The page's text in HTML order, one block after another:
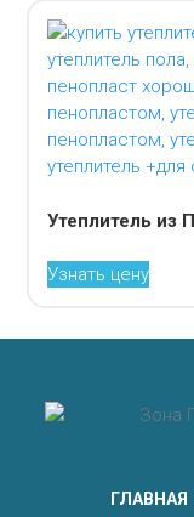
Утеплитель из
Узнать цену
ГЛАВНАЯ